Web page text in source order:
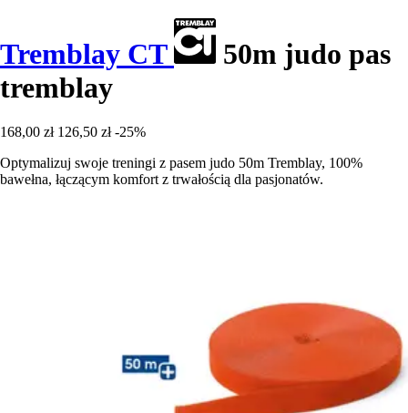
Tremblay CT
50m judo pas
tremblay
168,00 zł 126,50 zł -25%
Optymalizuj swoje treningi z pasem judo 50m Tremblay, 100%
bawełna, łączącym komfort z trwałością dla pasjonatów.